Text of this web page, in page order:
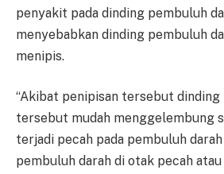
penyakit pada dinding pembuluh
menyebabkan dinding pembuluh
menipis.
“Akibat penipisan tersebut
tersebut mudah menggelembung
terjadi pecah pada pembuluh
pembuluh darah di otak pecah